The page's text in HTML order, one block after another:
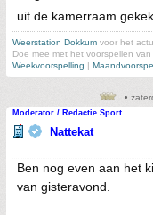
uit de kamerraam
Weerstation Dokkum voor het
Doe mee met het voorspellen van
Weekvoorspelling |
•
Moderator / Redactie Sport
Nattekat
Ben nog even aan het
van gisteravond.